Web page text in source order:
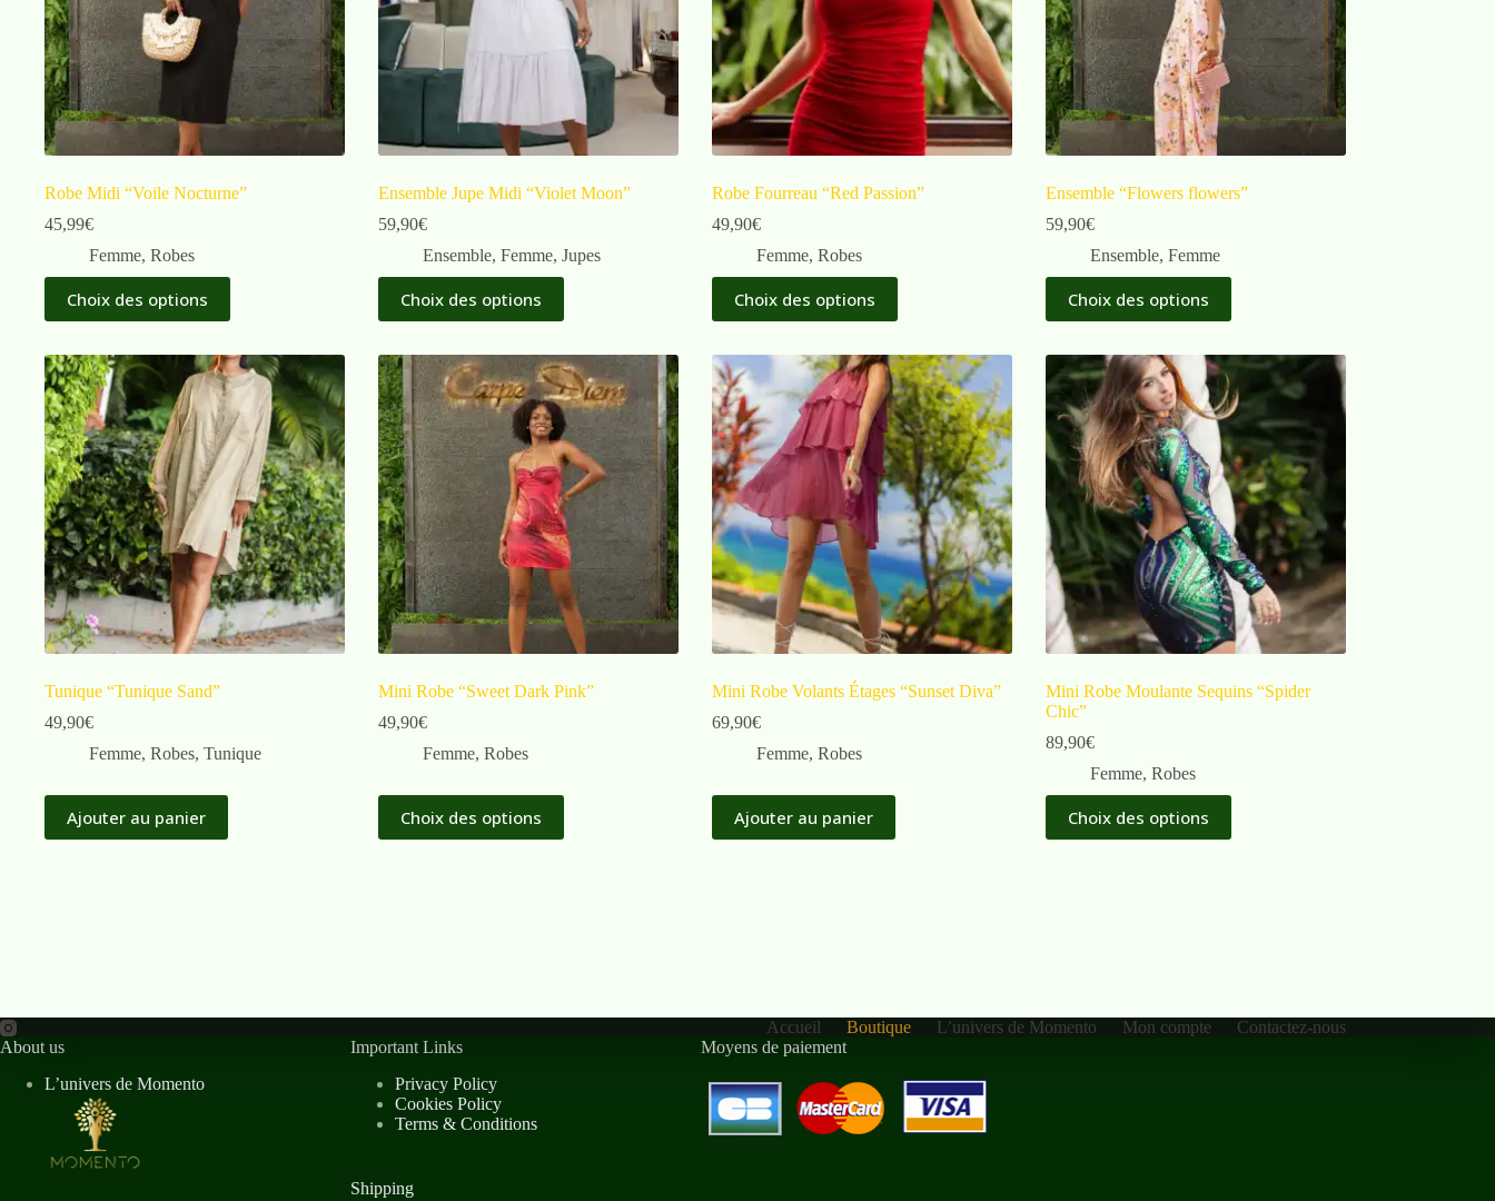
Robe Midi “Voile Nocturne”
45,99€
Femme, Robes
Choix des options
Ensemble Jupe Midi “Violet Moon”
59,90€
Ensemble, Femme, Jupes
Choix des options
Robe Fourreau “Red Passion”
49,90€
Femme, Robes
Choix des options
Ensemble “Flowers flowers”
59,90€
Ensemble, Femme
Choix des options
Tunique “Tunique Sand”
49,90€
Femme, Robes, Tunique
Ajouter au panier
Mini Robe “Sweet Dark Pink”
49,90€
Femme, Robes
Choix des options
Mini Robe Volants Étages “Sunset Diva”
69,90€
Femme, Robes
Ajouter au panier
Mini Robe Moulante Sequins “Spider
Chic”
89,90€
Femme, Robes
Choix des options
Accueil Boutique L’univers de Momento Mon compte
Contactez-nous
About us
L’univers de Momento
Important Links
Privacy Policy
Cookies Policy
Terms & Conditions
Shipping
Moyens de paiement